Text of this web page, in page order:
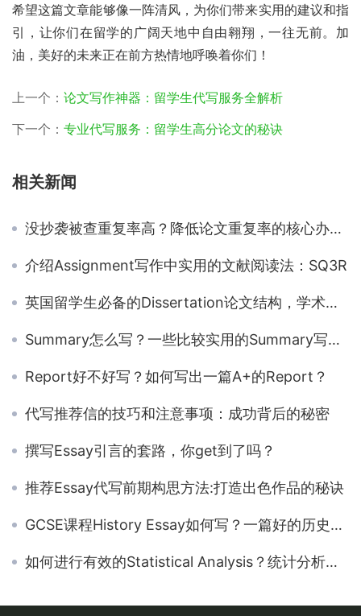
希望这篇文章能够像一阵清风，为你们带来实用的建议和指
引，让你们在留学的广阔天地中自由翱翔，一往无前。加
油，美好的未来正在前方热情地呼唤着你们！
上一个： 论文写作神器：留学生代写服务全解析
下一个： 专业代写服务：留学生高分论文的秘诀
相关新闻
没抄袭被查重复率高？降低论文重复率的核心办法是paraphrase
介绍Assignment写作中实用的文献阅读法：SQ3R
英国留学生必备的Dissertation论文结构，学术论文写作结构篇
Summary怎么写？一些比较实用的Summary写作技巧分享
Report好不好写？如何写出一篇A+的Report？
代写推荐信的技巧和注意事项：成功背后的秘密
撰写Essay引言的套路，你get到了吗？
推荐Essay代写前期构思方法:打造出色作品的秘诀
GCSE课程History Essay如何写？一篇好的历史论文需要什么？
如何进行有效的Statistical Analysis？统计分析写作步骤揭秘！